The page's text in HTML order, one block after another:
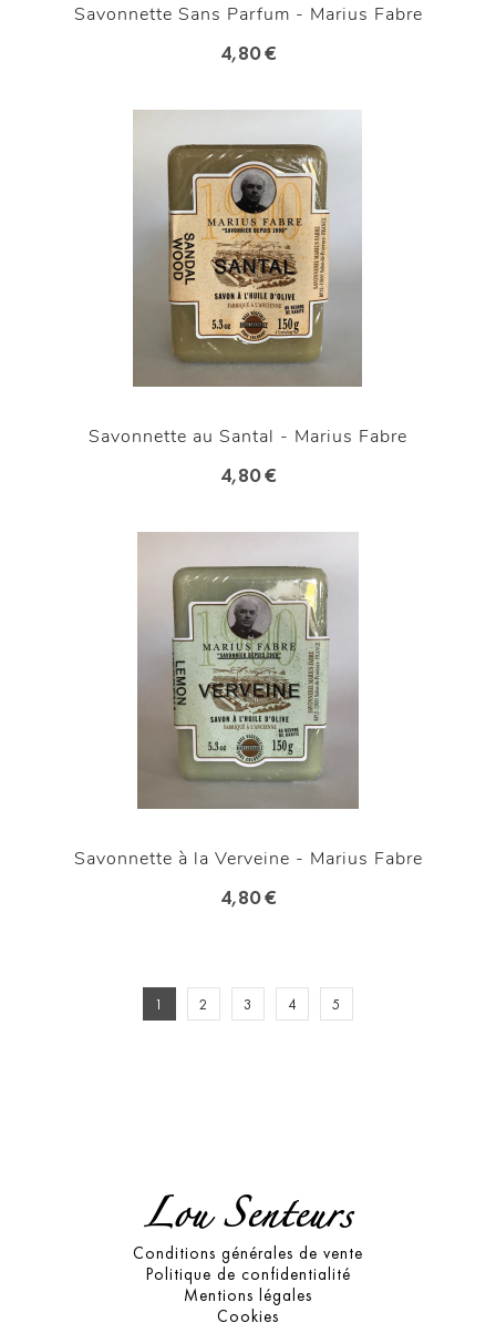
Savonnette Sans Parfum - Marius Fabre
4,80 €
Savonnette au Santal - Marius Fabre
4,80 €
Savonnette à la Verveine - Marius Fabre
4,80 €
1 2 3 4 5
Lou Senteurs
Conditions générales de vente
Politique de confidentialité
Mentions légales
Cookies